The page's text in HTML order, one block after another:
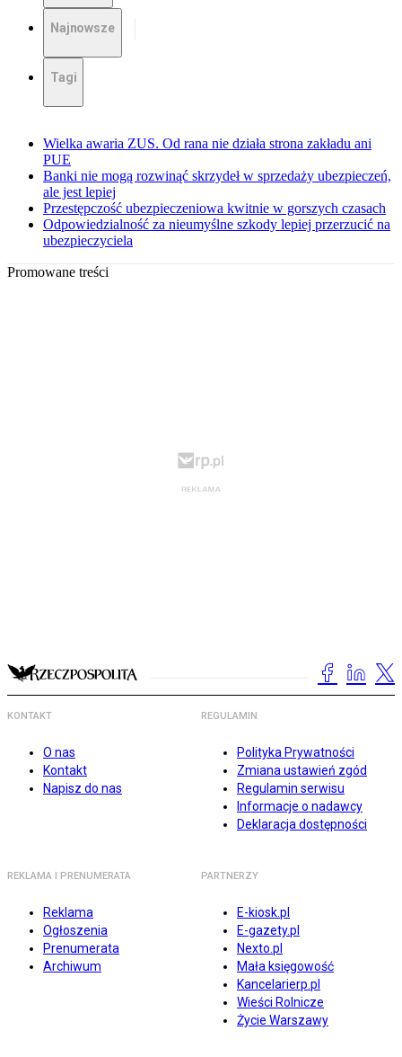
Najnowsze
Tagi
Wielka awaria ZUS. Od rana nie działa strona zakładu ani
PUE
Banki nie mogą rozwinąć skrzydeł w sprzedaży ubezpieczeń,
ale jest lepiej
Przestępczość ubezpieczeniowa kwitnie w gorszych czasach
Odpowiedzialność za nieumyślne szkody lepiej przerzucić na
ubezpieczyciela
Promowane treści
KONTAKT
O nas
Kontakt
Napisz do nas
REGULAMIN
Polityka Prywatności
Zmiana ustawień zgód
Regulamin serwisu
Informacje o nadawcy
Deklaracja dostępności
REKLAMA I PRENUMERATA
Reklama
Ogłoszenia
Prenumerata
Archiwum
PARTNERZY
E-kiosk.pl
E-gazety.pl
Nexto.pl
Mała księgowość
Kancelarierp.pl
Wieści Rolnicze
Życie Warszawy